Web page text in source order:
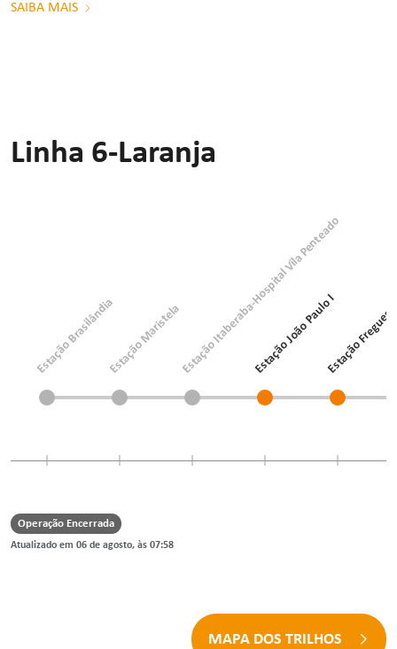
SAIBA MAIS
Linha 6-Laranja
Estação BrasilândiaEstação Maristela Estação Itaberaba-Hospital Vila Penteado
Estação João Paulo IEstação
Operação Encerrada
Atualizado em 06 de agosto, às 07:58
MAPA DOS TRILHOS